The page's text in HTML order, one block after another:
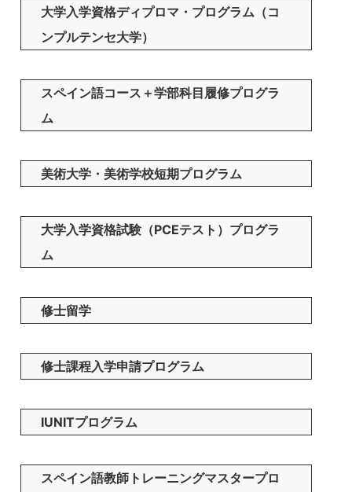
大学入学資格ディプロマ・プログラム（コ
ンプルテンセ大学）
スペイン語コース＋学部科目履修プログラ
ム
美術大学・美術学校短期プログラム
大学入学資格試験（PCEテスト）プログラ
ム
修士留学
修士課程入学申請プログラム
IUNITプログラム
スペイン語教師トレーニングマスタープロ